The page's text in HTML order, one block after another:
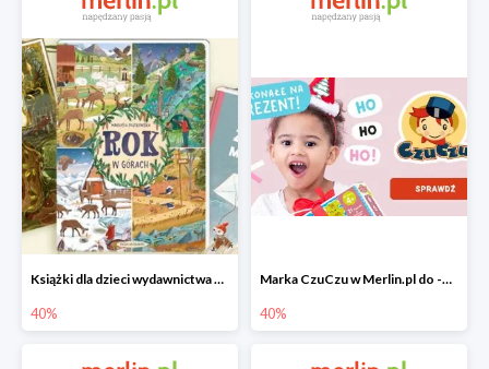
Książki dla dzieci wydawnictwa Nasza Księgarnia w Merlin.pl do -40%
40%
Marka CzuCzu w Merlin.pl do -40%
40%